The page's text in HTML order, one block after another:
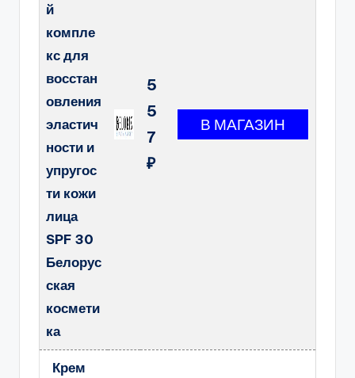
й
компле
кс для
восстан
овления
эластич
ности и
упругос
ти кожи
лица
SPF 30
Белорус
ская
космети
ка
5
5
7
₽
Крем